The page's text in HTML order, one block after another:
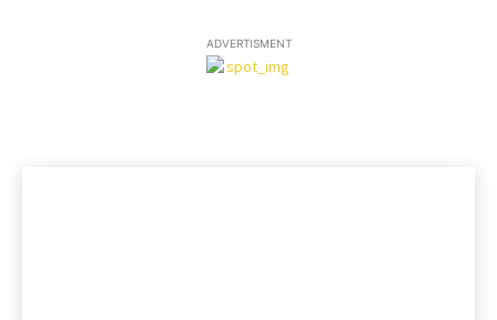
ADVERTISMENT